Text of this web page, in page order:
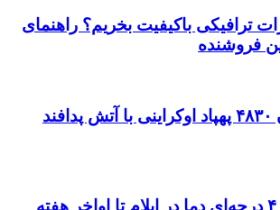
نرخ حمل دریایی به قبل از جنگ
قهرمانی مقابل چین تایپه/ تلاش